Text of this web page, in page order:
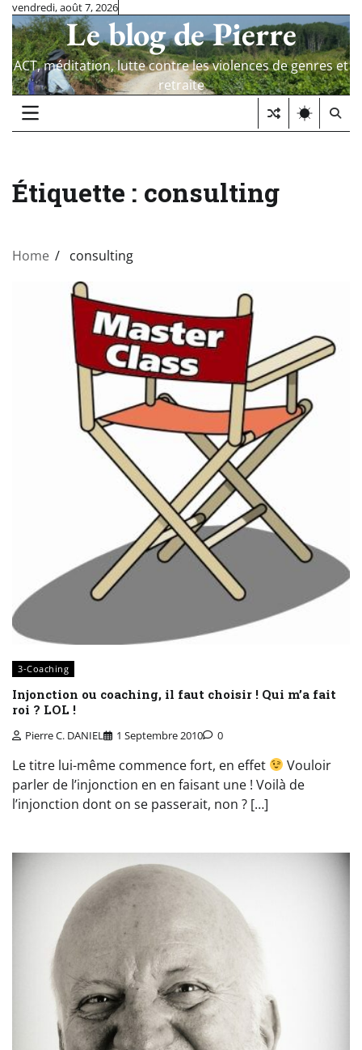
Skip
content
vendredi, août 7, 2026
Le blog de Pierre
ACT, méditation, lutte contre les violences de genres et
retraite
Étiquette : consulting
Home consulting
3-Coaching
Injonction ou coaching, il faut choisir ! Qui m’a fait
roi ? LOL !
Pierre C. DANIEL 1 Septembre 2010 0
Le titre lui-même commence fort, en effet
Vouloir
parler de l’injonction en en faisant une ! Voilà de
l’injonction dont on se passerait, non ? […]